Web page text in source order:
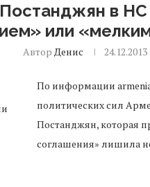
в
или
АвторДенис 24.12.2013
По информации
политических сил
Постанджян, которая
соглашения» лишила